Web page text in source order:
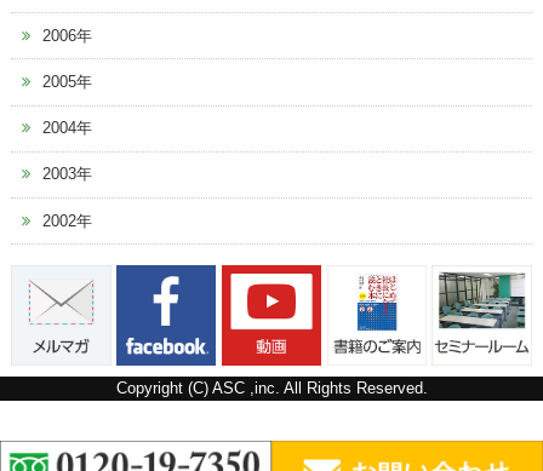
2006年
2005年
2004年
2003年
2002年
Copyright (C) ASC ,inc. All Rights Reserved.